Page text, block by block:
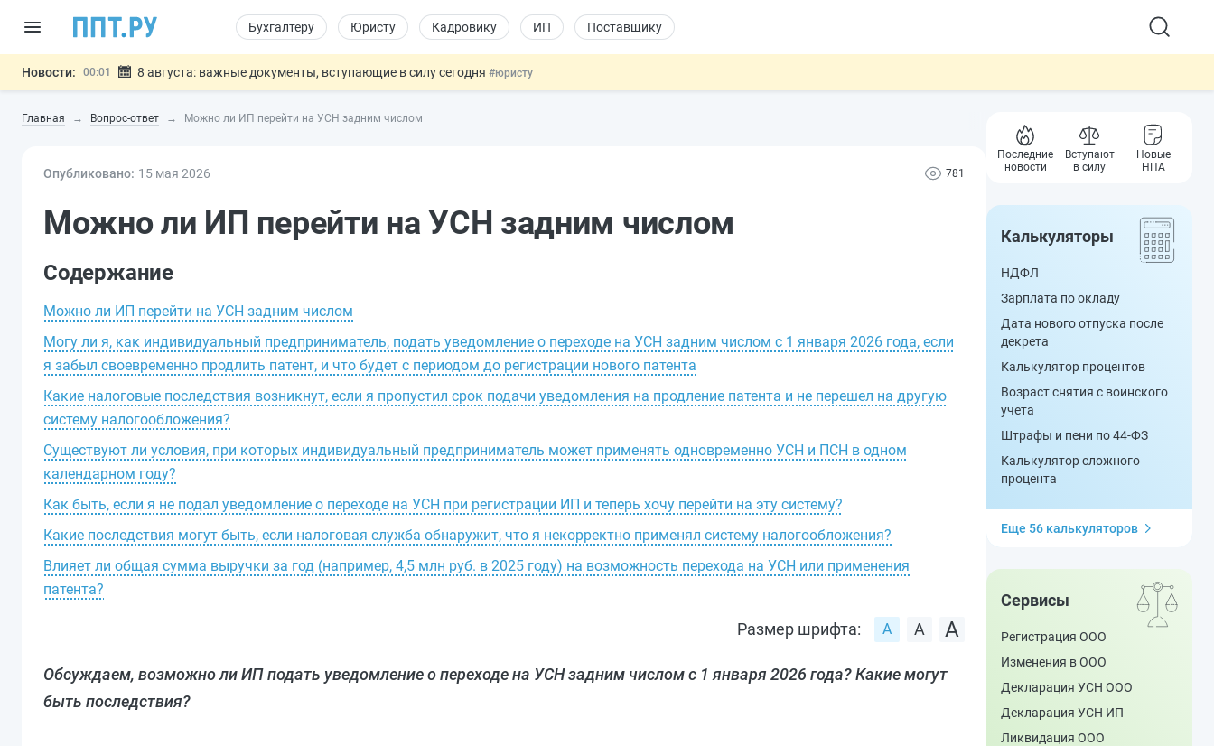
Бухгалтеру Юристу Кадровику ИП Поставщику
Новости: 00:01 8 августа: важные документы, вступающие в силу сегодня #юристу
07.08 Дистанционную работу беременных пропишут в ТК РФ
07.08
Важно Разработают единые критерии трудовых и ГПХ-отношений
Главная Вопрос-ответ Можно ли ИП перейти на УСН задним числом
Опубликовано: 15 мая 2026 781
Можно ли ИП перейти на УСН задним числом
Содержание
Можно ли ИП перейти на УСН задним числом
Могу ли я, как индивидуальный предприниматель, подать уведомление о переходе на УСН задним числом с 1 января 2026 года, если
я забыл своевременно продлить патент, и что будет с периодом до регистрации нового патента
Какие налоговые последствия возникнут, если я пропустил срок подачи уведомления на продление патента и не перешел на другую
систему налогообложения?
Существуют ли условия, при которых индивидуальный предприниматель может применять одновременно УСН и ПСН в одном
календарном году?
Как быть, если я не подал уведомление о переходе на УСН при регистрации ИП и теперь хочу перейти на эту систему?
Какие последствия могут быть, если налоговая служба обнаружит, что я некорректно применял систему налогообложения?
Влияет ли общая сумма выручки за год (например, 4,5 млн руб. в 2025 году) на возможность перехода на УСН или применения
патента?
Размер шрифта:
Обсуждаем, возможно ли ИП подать уведомление о переходе на УСН задним числом с 1 января 2026 года? Какие могут
быть последствия?
Последние
новости
Вступают
в силу
Новые
НПА
Калькуляторы
НДФЛ
Зарплата по окладу
Дата нового отпуска после
декрета
Калькулятор процентов
Возраст снятия с воинского
учета
Штрафы и пени по 44-ФЗ
Калькулятор сложного
процента
Еще 56 калькуляторов
Сервисы
Регистрация ООО
Изменения в ООО
Декларация УСН ООО
Декларация УСН ИП
Ликвидация ООО